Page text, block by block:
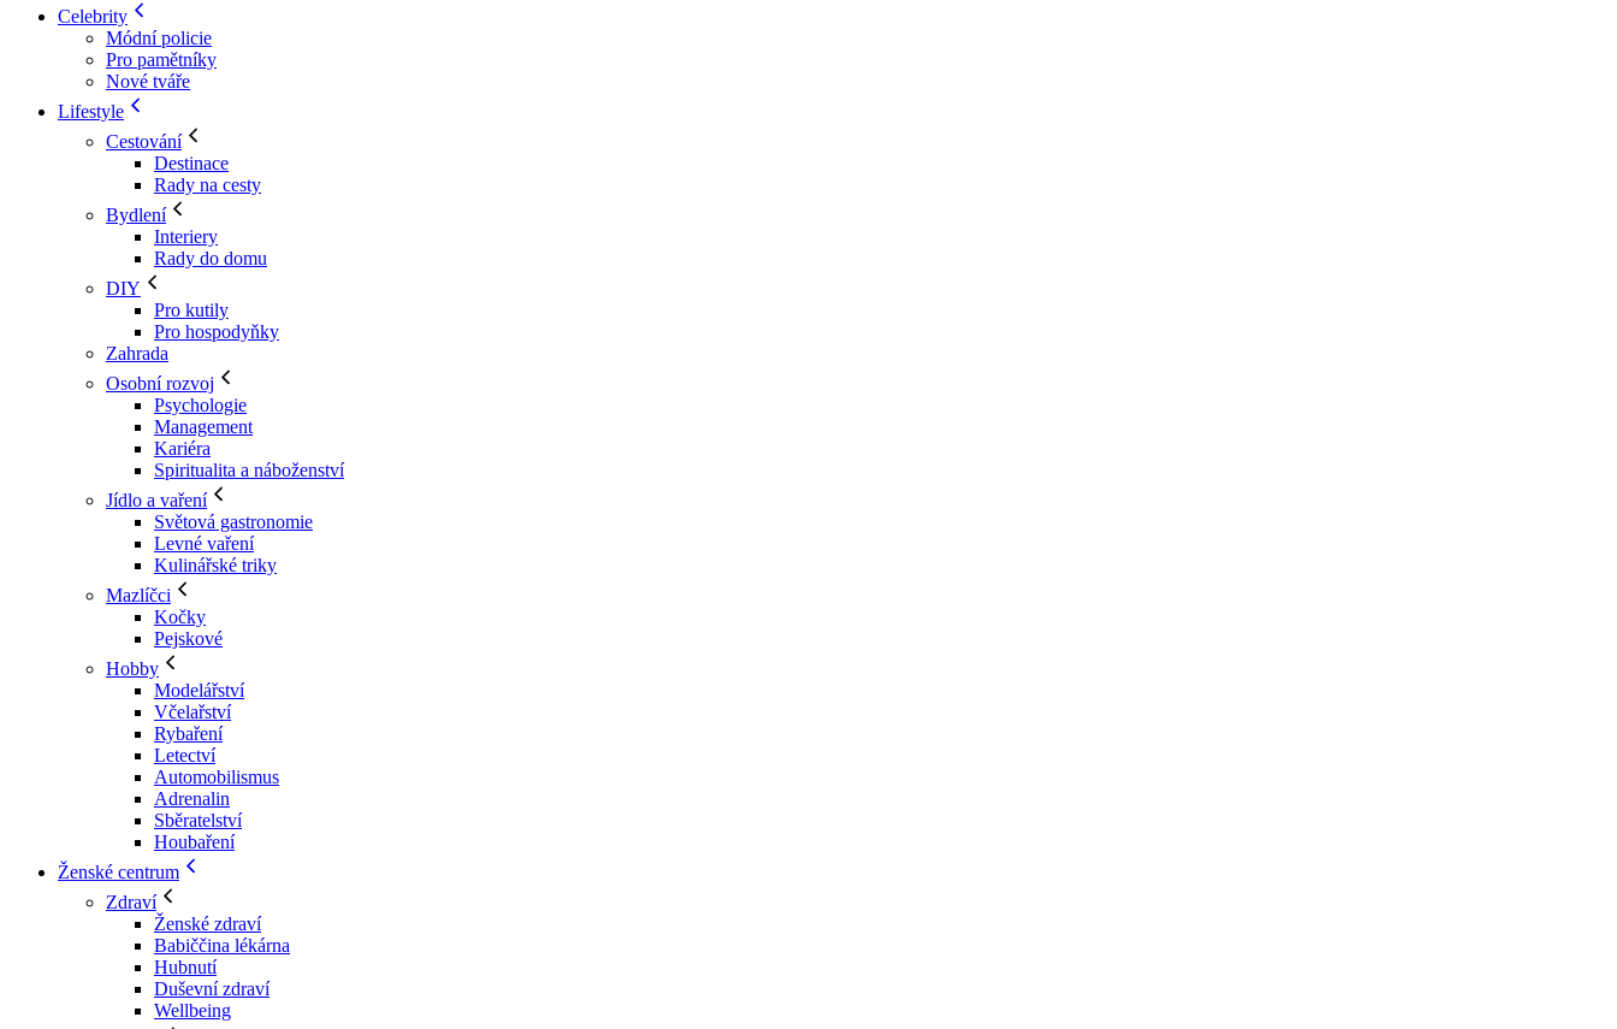
Celebrity
Módní policie
Pro pamětníky
Nové tváře
Lifestyle
Cestování
Destinace
Rady na cesty
Bydlení
Interiery
Rady do domu
DIY
Pro kutily
Pro hospodyňky
Zahrada
Osobní rozvoj
Psychologie
Management
Kariéra
Spiritualita a náboženství
Jídlo a vaření
Světová gastronomie
Levné vaření
Kulinářské triky
Mazlíčci
Kočky
Pejskové
Hobby
Modelářství
Včelařství
Rybaření
Letectví
Automobilismus
Adrenalin
Sběratelství
Houbaření
Ženské centrum
Zdraví
Ženské zdraví
Babiččina lékárna
Hubnutí
Duševní zdraví
Wellbeing